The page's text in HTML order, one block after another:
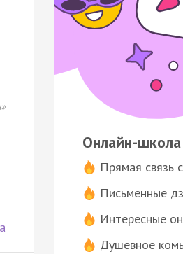
Онлайн-
Прямая связь
Письменные
Интересные
Душевное